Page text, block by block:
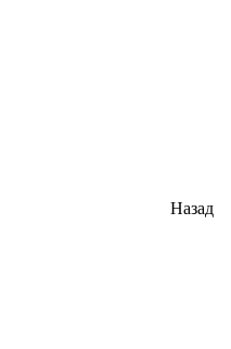
Назад